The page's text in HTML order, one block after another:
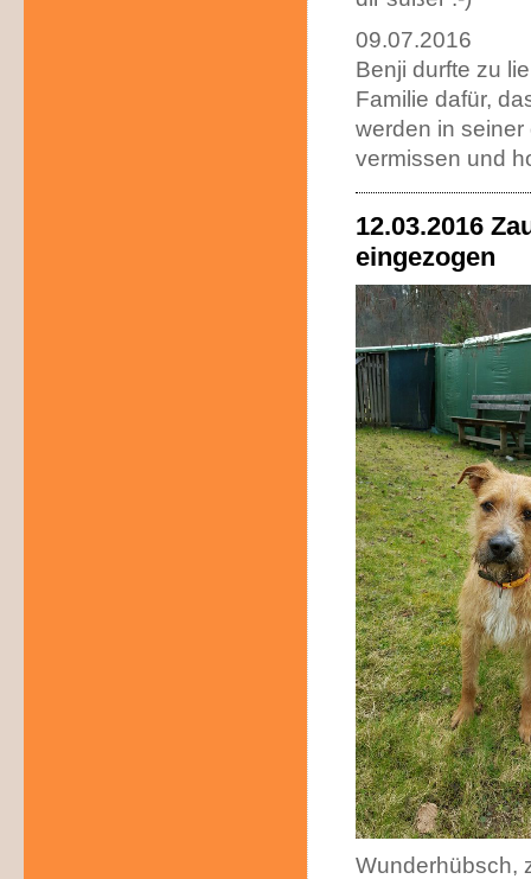
09.07.2016
Benji durfte zu
Familie dafür,
werden in
vermissen und
12.03.2016
eingezogen
Wunderhübsch,